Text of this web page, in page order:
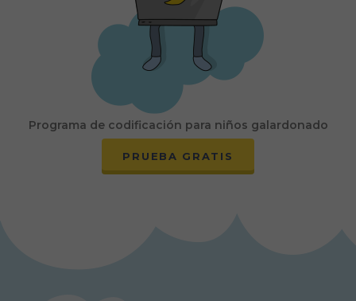
Programa de codificación para niños galardonado
PRUEBA GRATIS